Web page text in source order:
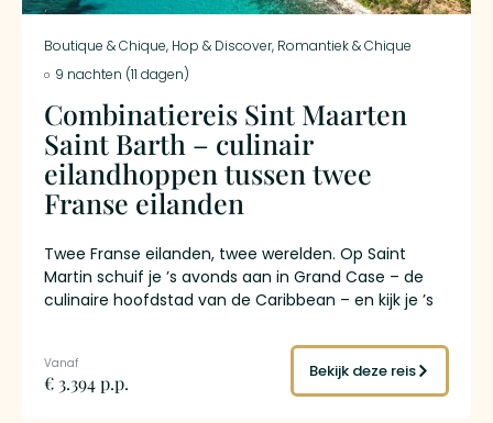
Boutique & Chique, Hop & Discover, Romantiek & Chique
9 nachten (11 dagen)
Combinatiereis Sint Maarten
Saint Barth – culinair
eilandhoppen tussen twee
Franse eilanden
Twee Franse eilanden, twee werelden. Op Saint
Martin schuif je ’s avonds aan in Grand Case – de
culinaire hoofdstad van de Caribbean – en kijk je ’s
hotel waar nooit meer dan twaalf gasten verblijven.
Op Saint Barth rijd je in een Mini Cooper Cabrio door
de haarspeldbochten boven Gustavia, waar de
€ 3.394 p.p.
Bekijk deze reis